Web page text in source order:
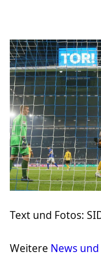
Text und Fotos:
Weitere News